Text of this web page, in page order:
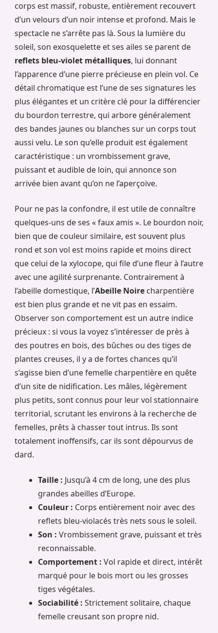
corps est massif, robuste, entièrement recouvert
d’un velours d’un noir intense et profond. Mais le
spectacle ne s’arrête pas là. Sous la lumière du
soleil, son exosquelette et ses ailes se parent de
reflets bleu-violet métalliques, lui donnant
l’apparence d’une pierre précieuse en plein vol. Ce
détail chromatique est l’une de ses signatures les
plus élégantes et un critère clé pour la différencier
du bourdon terrestre, qui arbore généralement
des bandes jaunes ou blanches sur un corps tout
aussi velu. Le son qu’elle produit est également
caractéristique : un vrombissement grave,
puissant et audible de loin, qui annonce son
arrivée bien avant qu’on ne l’aperçoive.
Pour ne pas la confondre, il est utile de connaître
quelques-uns de ses « faux amis ». Le bourdon noir,
bien que de couleur similaire, est souvent plus
rond et son vol est moins rapide et moins direct
que celui de la xylocope, qui file d’une fleur à l’autre
avec une agilité surprenante. Contrairement à
l’abeille domestique, l’Abeille Noire charpentière
est bien plus grande et ne vit pas en essaim.
Observer son comportement est un autre indice
précieux : si vous la voyez s’intéresser de près à
des poutres en bois, des bûches ou des tiges de
plantes creuses, il y a de fortes chances qu’il
s’agisse bien d’une femelle charpentière en quête
d’un site de nidification. Les mâles, légèrement
plus petits, sont connus pour leur vol stationnaire
territorial, scrutant les environs à la recherche de
femelles, prêts à chasser tout intrus. Ils sont
totalement inoffensifs, car ils sont dépourvus de
dard.
Taille : Jusqu’à 4 cm de long, une des plus
grandes abeilles d’Europe.
Couleur : Corps entièrement noir avec des
reflets bleu-violacés très nets sous le soleil.
Son : Vrombissement grave, puissant et très
reconnaissable.
Comportement : Vol rapide et direct, intérêt
marqué pour le bois mort ou les grosses
tiges végétales.
Sociabilité : Strictement solitaire, chaque
femelle creusant son propre nid.